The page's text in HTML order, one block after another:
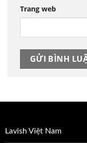
Trang web
Lavish Việt Nam